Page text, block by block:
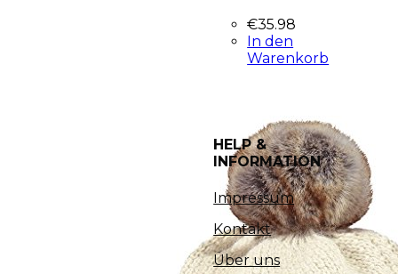
€35.98
In den
Warenkorb
HELP &
INFORMATION
Impressum
Kontakt
Über uns